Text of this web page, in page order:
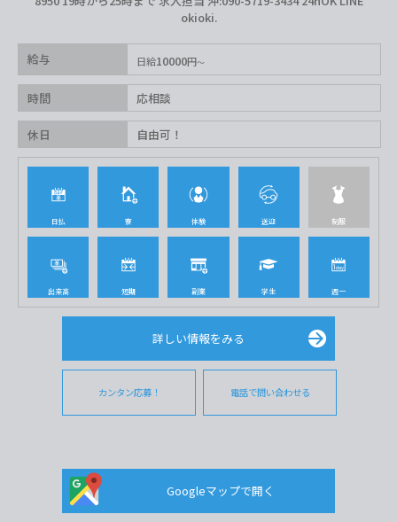
okioki.
給与 日給10000円
時間 応相談
休日 自由可！
日払 寮 体験 送迎 制服
出来高 短期 副業 学生 週一
詳しい情報をみる
カンタン応募！ 電話で問い合わせる
Googleマップで開く